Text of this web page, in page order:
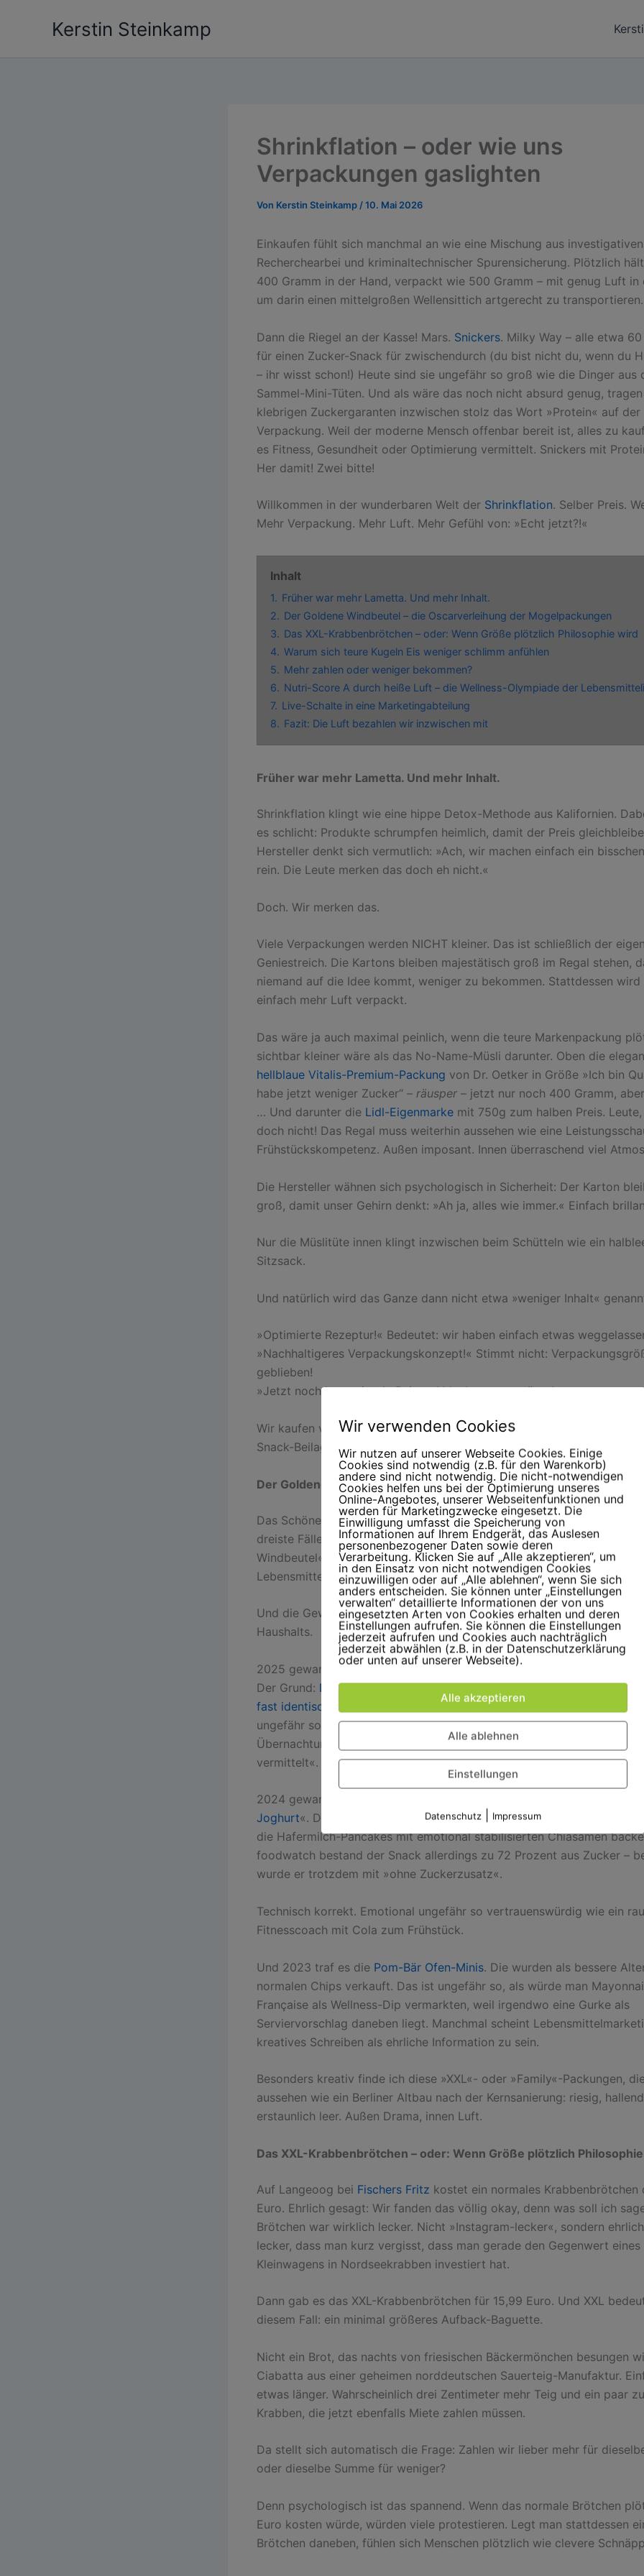
Kerstin Steinkamp
Shrinkflation – oder wie uns
Verpackungen gaslighten
Von Kerstin Steinkamp /10. Mai 2026
Einkaufen fühlt sich manchmal an wie eine Mischung aus investigativen
Recherchearbei und kriminaltechnischer Spurensicherung. Plötzlich
400 Gramm in der Hand, verpackt wie 500 Gramm – mit genug Luft in
um darin einen mittelgroßen Wellensittich artgerecht zu transportieren.
Dann die Riegel an der Kasse! Mars. Snickers. Milky Way – alle etwa
für einen Zucker-Snack für zwischendurch (du bist nicht du, wenn du
– ihr wisst schon!) Heute sind sie ungefähr so groß wie die Dinger aus
Sammel-Mini-Tüten. Und als wäre das noch nicht absurd genug,
klebrigen Zuckergaranten inzwischen stolz das Wort »Protein« auf der
Verpackung. Weil der moderne Mensch offenbar bereit ist, alles zu
es Fitness, Gesundheit oder Optimierung vermittelt. Snickers mit
Her damit! Zwei bitte!
Willkommen in der wunderbaren Welt der Shrinkflation. Selber Preis.
Mehr Verpackung. Mehr Luft. Mehr Gefühl von: »Echt jetzt?!«
Inhalt
1. Früher war mehr Lametta. Und mehr Inhalt.
2. Der Goldene Windbeutel – die Oscarverleihung der Mogelpackungen
3. Das XXL-Krabbenbrötchen – oder: Wenn Größe plötzlich Philosophie wird
4. Warum sich teure Kugeln Eis weniger schlimm anfühlen
5. Mehr zahlen oder weniger bekommen?
6. Nutri-Score A durch heiße Luft – die Wellness-Olympiade der
7. Live-Schalte in eine Marketingabteilung
8. Fazit: Die Luft bezahlen wir inzwischen mit
Früher war mehr Lametta. Und mehr Inhalt.
Shrinkflation klingt wie eine hippe Detox-Methode aus Kalifornien.
es schlicht: Produkte schrumpfen heimlich, damit der Preis
Hersteller denkt sich vermutlich: »Ach, wir machen einfach ein
rein. Die Leute merken das doch eh nicht.«
Doch. Wir merken das.
Viele Verpackungen werden NICHT kleiner. Das ist schließlich der
Geniestreich. Die Kartons bleiben majestätisch groß im Regal stehen,
niemand auf die Idee kommt, weniger zu bekommen. Stattdessen wird
einfach mehr Luft verpackt.
Das wäre ja auch maximal peinlich, wenn die teure Markenpackung
sichtbar kleiner wäre als das No-Name-Müsli darunter. Oben die
hellblaue Vitalis-Premium-Packung von Dr. Oetker in Größe »Ich bin
habe jetzt weniger Zucker“ – räusper – jetzt nur noch 400 Gramm,
… Und darunter die Lidl-Eigenmarke mit 750g zum halben Preis.
doch nicht! Das Regal muss weiterhin aussehen wie eine
Frühstückskompetenz. Außen imposant. Innen überraschend viel
Die Hersteller wähnen sich psychologisch in Sicherheit: Der Karton
groß, damit unser Gehirn denkt: »Ah ja, alles wie immer.« Einfach
Nur die Müslitüte innen klingt inzwischen beim Schütteln wie ein
Sitzsack.
Und natürlich wird das Ganze dann nicht etwa »weniger Inhalt«
»Optimierte Rezeptur!« Bedeutet: wir haben einfach etwas
»Nachhaltigeres Verpackungskonzept!« Stimmt nicht:
geblieben!
»Jetzt noch knuspriger!« Reines Ablenkungsmannöver!
Wir kaufen von Werbefuzzies aufwendig inszenierte
Snack-Beilage.
Der Goldene Windbeutel – die Oscarverleihung der Mogelpackungen
Das Schöne ist: Wir Verbraucher bilden uns das alles nicht ein. Für
dreiste Fälle gibt es sogar eine offizielle Negativ-Auszeichnung – den
Windbeutel« vonfoodwatch . Im Grunde ist das die Oscarverleihung
Lebensmittel-Mogelpackungen. Nur ohne Abendrobe.
Und die Gewinner lesen sich wie die Einkaufsliste eines ganz normalen
Haushalts.
2025 gewann tatsächlich die Milka Alpenmilch-Tafel den Goldenen
Der Grund: Die Tafel schrumpfte von 100 auf 90 Gramm, während die
fast identisch blieb – gleichzeitig wurde auch noch der Preis erhöht
.
ungefähr so, als würde ein Hotel plötzlich die Betten kleiner machen
Übernachtungspreis erhöhen, weil »die neue Raumgestaltung mehr
vermittelt«.
2024 gewann ein Kinderprodukt von Alete: die »
Obsties Erdbeer-
Joghurt«. Das klang nach glücklichen Bio-Kindern auf
die Hafermilch-Pancakes mit emotional stabilisierten Chiasamen
foodwatch bestand der Snack allerdings zu 72 Prozent aus Zucker –
wurde er trotzdem mit »ohne Zuckerzusatz«.
Technisch korrekt. Emotional ungefähr so vertrauenswürdig wie ein
Fitnesscoach mit Cola zum Frühstück.
Und 2023 traf es die Pom-Bär Ofen-Minis. Die wurden als bessere
normalen Chips verkauft. Das ist ungefähr so, als würde man
Française als Wellness-Dip vermarkten, weil irgendwo eine Gurke als
Serviervorschlag daneben liegt. Manchmal scheint
kreatives Schreiben als ehrliche Information zu sein.
Besonders kreativ finde ich diese »XXL«- oder »Family«-Packungen,
aussehen wie ein Berliner Altbau nach der Kernsanierung: riesig,
erstaunlich leer. Außen Drama, innen Luft.
Das XXL-Krabbenbrötchen – oder: Wenn Größe plötzlich
Auf Langeoog bei Fischers Fritz kostet ein normales Krabbenbrötchen
Euro. Ehrlich gesagt: Wir fanden das völlig okay, denn was soll ich
Brötchen war wirklich lecker. Nicht »Instagram-lecker«, sondern
lecker, dass man kurz vergisst, dass man gerade den Gegenwert eines
Kleinwagens in Nordseekrabben investiert hat.
Dann gab es das XXL-Krabbenbrötchen für 15,99 Euro. Und XXL
diesem Fall: ein minimal größeres Aufback-Baguette.
Nicht ein Brot, das nachts von friesischen Bäckermönchen besungen
Ciabatta aus einer geheimen norddeutschen Sauerteig-Manufaktur.
etwas länger. Wahrscheinlich drei Zentimeter mehr Teig und ein paar
Krabben, die jetzt ebenfalls Miete zahlen müssen.
Da stellt sich automatisch die Frage: Zahlen wir lieber mehr für
oder dieselbe Summe für weniger?
Denn psychologisch ist das spannend. Wenn das normale Brötchen
Euro kosten würde, würden viele protestieren. Legt man stattdessen
Brötchen daneben, fühlen sich Menschen plötzlich wie clevere
Wir verwenden Cookies
Wir nutzen auf unserer Webseite Cookies. Einige
Cookies sind notwendig (z.B. für den Warenkorb)
andere sind nicht notwendig. Die nicht-notwendigen
Cookies helfen uns bei der Optimierung unseres
Online-Angebotes, unserer Webseitenfunktionen und
werden für Marketingzwecke eingesetzt. Die
Einwilligung umfasst die Speicherung von
Informationen auf Ihrem Endgerät, das Auslesen
personenbezogener Daten sowie deren
Verarbeitung. Klicken Sie auf „Alle akzeptieren“, um
in den Einsatz von nicht notwendigen Cookies
einzuwilligen oder auf „Alle ablehnen“, wenn Sie sich
anders entscheiden. Sie können unter „Einstellungen
verwalten“ detaillierte Informationen der von uns
eingesetzten Arten von Cookies erhalten und deren
Einstellungen aufrufen. Sie können die Einstellungen
jederzeit aufrufen und Cookies auch nachträglich
jederzeit abwählen (z.B. in der Datenschutzerklärung
oder unten auf unserer Webseite).
Alle akzeptieren
Alle ablehnen
Einstellungen
Datenschutz Impressum